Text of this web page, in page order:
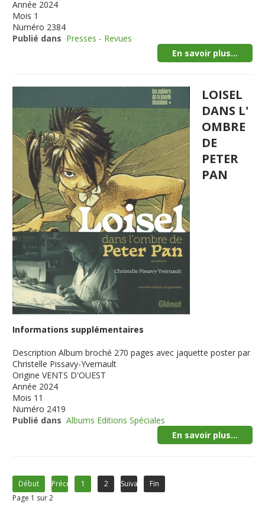
Année 2024
Mois 1
Numéro 2384
Publié dans Presses - Revues
En savoir plus...
LOISEL
DANS L'
OMBRE
DE
PETER
PAN
Informations supplémentaires
Description Album broché 270 pages avec jaquette poster par
Christelle Pissavy-Yvernault
Origine VENTS D'OUEST
Année 2024
Mois 11
Numéro 2419
Publié dans Albums Editions Spéciales
En savoir plus...
Début Précédent1 2 Suivant
Fin
Page 1 sur 2